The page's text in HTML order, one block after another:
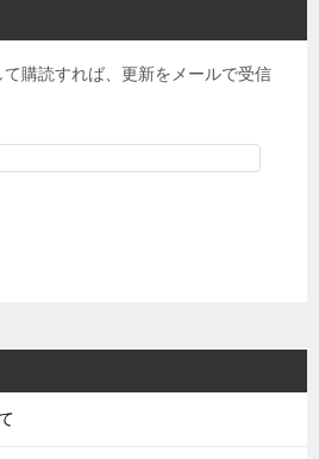
て購読すれば、更新をメールで受信